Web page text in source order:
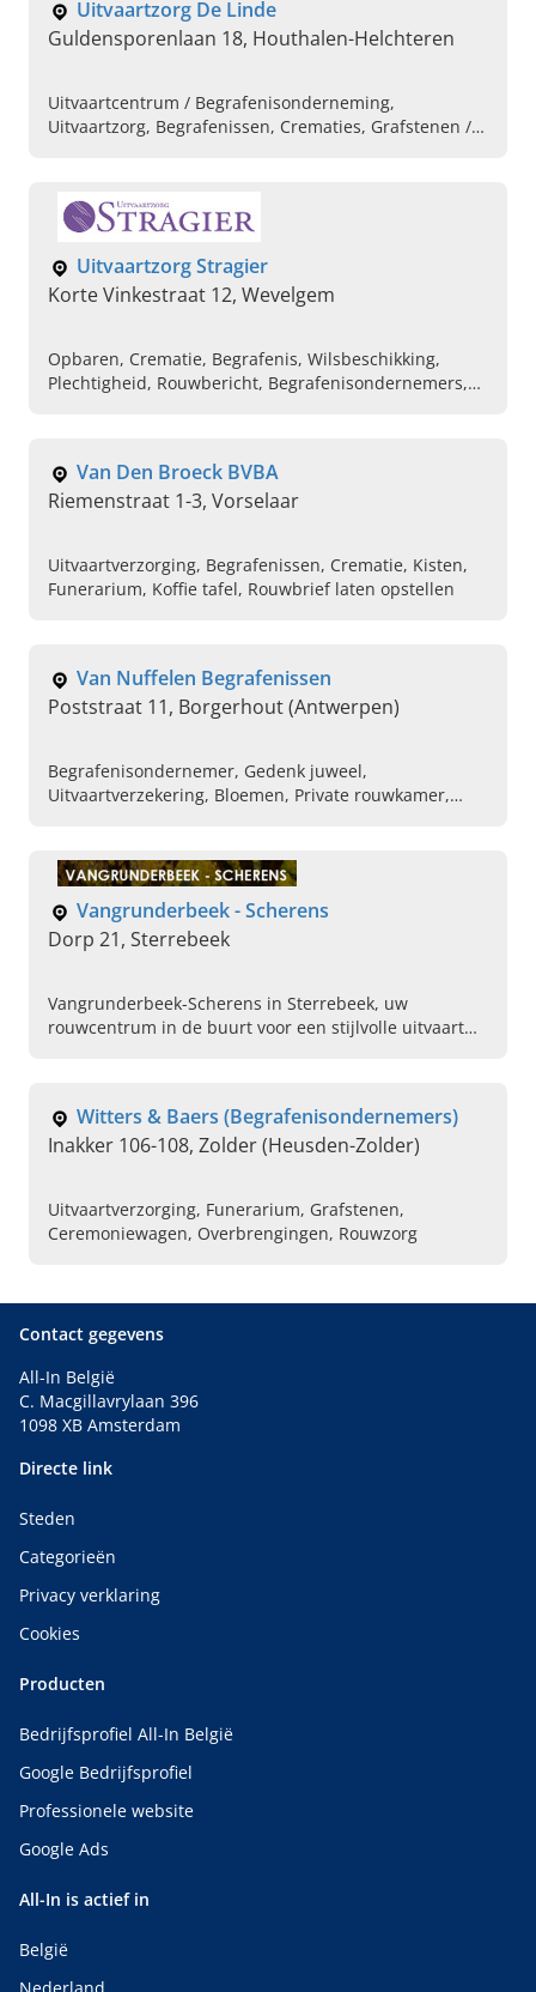
Uitvaartzorg De Linde
Guldensporenlaan 18, Houthalen-Helchteren
Uitvaartcentrum / Begrafenisonderneming,
Uitvaartzorg, Begrafenissen, Crematies, Grafstenen /
een huiselijke, warme omgeving
Uitvaartzorg Stragier
Korte Vinkestraat 12, Wevelgem
Opbaren, Crematie, Begrafenis, Wilsbeschikking,
Plechtigheid, Rouwbericht, Begrafenisondernemers,
Van Den Broeck BVBA
Riemenstraat 1-3, Vorselaar
Uitvaartverzorging, Begrafenissen, Crematie, Kisten,
Funerarium, Koffie tafel, Rouwbrief laten opstellen
Van Nuffelen Begrafenissen
Poststraat 11, Borgerhout (Antwerpen)
Begrafenisondernemer, Gedenk juweel,
Uitvaartverzekering, Bloemen, Private rouwkamer,
Vangrunderbeek - Scherens
Dorp 21, Sterrebeek
Vangrunderbeek-Scherens in Sterrebeek, uw
rouwcentrum in de buurt voor een stijlvolle uitvaart
Witters & Baers (Begrafenisondernemers)
Inakker 106-108, Zolder (Heusden-Zolder)
Uitvaartverzorging, Funerarium, Grafstenen,
Ceremoniewagen, Overbrengingen, Rouwzorg
Contact gegevens
All-In België
C. Macgillavrylaan 396
1098 XB Amsterdam
Directe link
Steden
Categorieën
Privacy verklaring
Cookies
Producten
Bedrijfsprofiel All-In België
Google Bedrijfsprofiel
Professionele website
Google Ads
All-In is actief in
België